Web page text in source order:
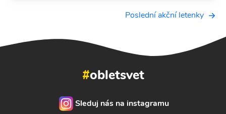
Poslední akční letenky
#obletsvet
Sleduj nás na instagramu